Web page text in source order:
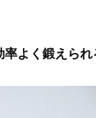
よく鍛えられ